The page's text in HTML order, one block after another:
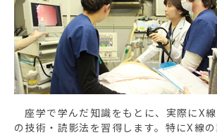
座学で学んだ知識をもとに、実際にX
の技術・読影法を習得します。特にX線